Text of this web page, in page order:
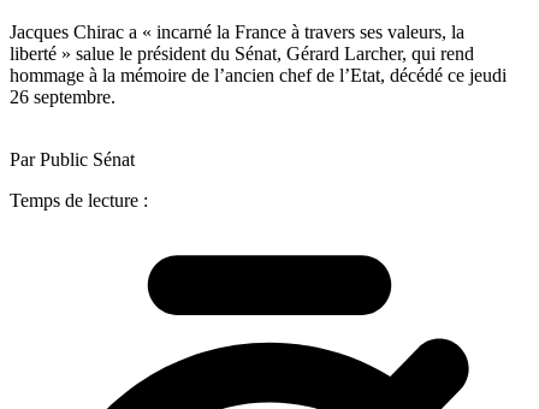
Jacques Chirac a « incarné la France à travers ses valeurs, la
liberté » salue le président du Sénat, Gérard Larcher, qui rend
hommage à la mémoire de l’ancien chef de l’Etat, décédé ce jeudi
26 septembre.
Par Public Sénat
Temps de lecture :